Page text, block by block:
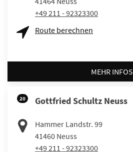
+49 211 - 92323300
Route berechnen
MEHR INFOS
20 Gottfried Schultz Neuss
Hammer Landstr. 99
41460 Neuss
+49 211 - 92323300